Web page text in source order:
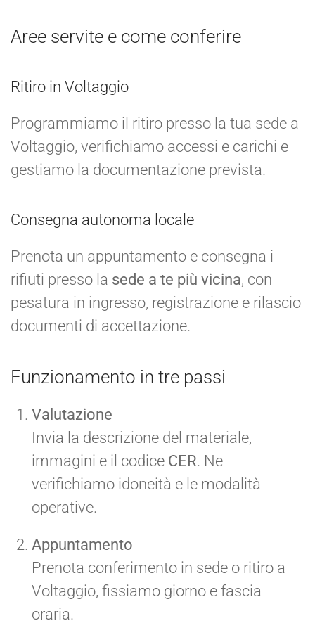
Aree servite e come conferire
Ritiro in Voltaggio
Programmiamo il ritiro presso la tua sede a
Voltaggio, verifichiamo accessi e carichi e
gestiamo la documentazione prevista.
Consegna autonoma locale
Prenota un appuntamento e consegna i
rifiuti presso la sede a te più vicina, con
pesatura in ingresso, registrazione e rilascio
documenti di accettazione.
Funzionamento in tre passi
Valutazione
Invia la descrizione del materiale,
immagini e il codice CER. Ne
verifichiamo idoneità e le modalità
operative.
Appuntamento
Prenota conferimento in sede o ritiro a
Voltaggio, fissiamo giorno e fascia
oraria.